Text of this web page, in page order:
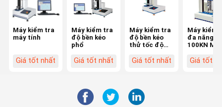
Máy kiểm tra
máy tính
Giá tốt nhất
Máy kiểm tra
độ bền kéo
phổ
Giá tốt nhất
Máy kiểm tra
độ bền kéo
thử tốc độ
1000mm /
Giá tốt nhất
Máy kiểm
đa năng
100KN
Servo Độ
Giá tốt